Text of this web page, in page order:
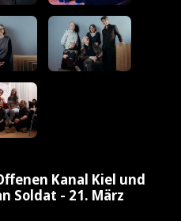
Kanal Kiel und
Soldat - 21. März